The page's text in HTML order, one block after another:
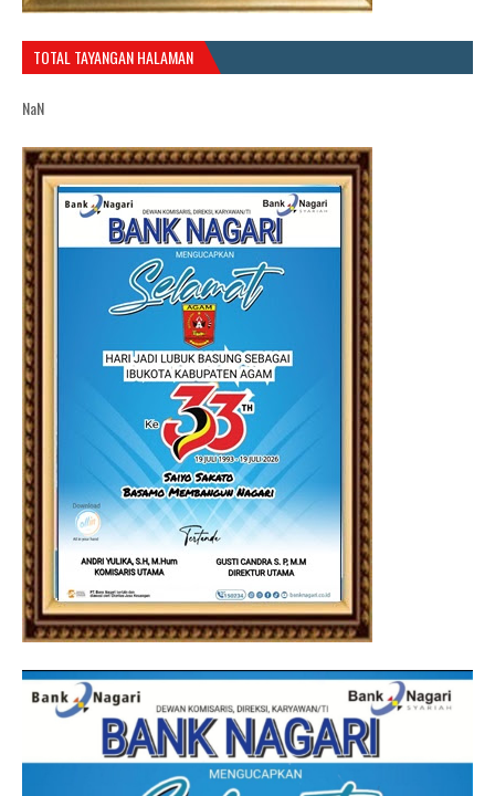
TOTAL TAYANGAN HALAMAN
NaN